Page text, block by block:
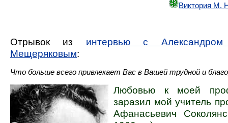
Виктория М.
Отрывок из интервью с Александром
Мещеряковым:
Что больше всего привлекает Вас в Вашей трудной и
Любовью к моей
заразил мой учитель
Афанасьевич